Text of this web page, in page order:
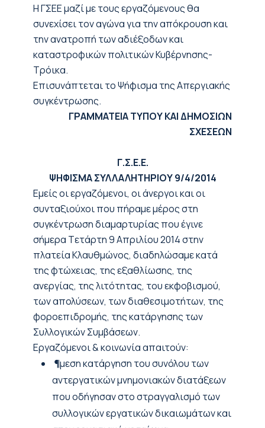
Η ΓΣΕΕ μαζί με τους εργαζόμενους θα
συνεχίσει τον αγώνα για την απόκρουση και
την ανατροπή των αδιέξοδων και
καταστροφικών πολιτικών Κυβέρνησης-
Τρόικα.
Επισυνάπτεται το Ψήφισμα της Απεργιακής
συγκέντρωσης.
ΓΡΑΜΜΑΤΕΙΑ ΤΥΠΟΥ ΚΑΙ ΔΗΜΟΣΙΩΝ
ΣΧΕΣΕΩΝ
Γ.Σ.Ε.Ε.
ΨΗΦΙΣΜΑ ΣΥΛΛΑΛΗΤΗΡΙΟΥ 9/4/2014
Εμείς οι εργαζόμενοι, oι άνεργοι και οι
συνταξιούχοι που πήραμε μέρος στη
συγκέντρωση διαμαρτυρίας που έγινε
σήμερα Tετάρτη 9 Απριλίου 2014 στην
πλατεία Κλαυθμώνος, διαδηλώσαμε κατά
της φτώχειας, της εξαθλίωσης, της
ανεργίας, της λιτότητας, του εκφοβισμού,
των απολύσεων, των διαθεσιμοτήτων, της
φοροεπιδρομής, της κατάργησης των
Συλλογικών Συμβάσεων.
Εργαζόµενοι & κοινωνία απαιτούν:
¶μεση κατάργηση του συνόλου των
αντεργατικών μνημονιακών διατάξεων
που οδήγησαν στο στραγγαλισμό των
συλλογικών εργατικών δικαιωμάτων και